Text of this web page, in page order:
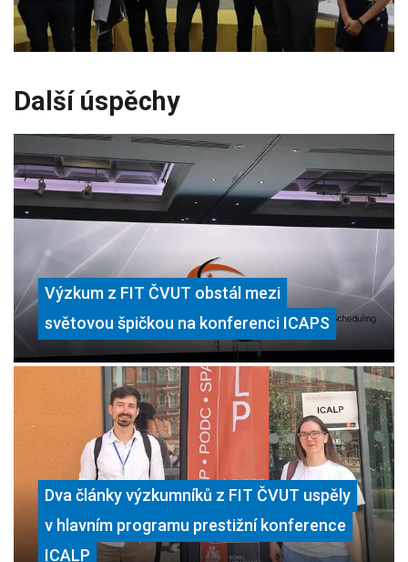
Další úspěchy
Výzkum z FIT ČVUT obstál mezi
světovou špičkou na konferenci ICAPS
Dva články výzkumníků z FIT ČVUT uspěly
v hlavním programu prestižní konference
ICALP